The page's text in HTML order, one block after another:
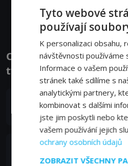
Obsazení filmu nebo
tvůrci
Suranne Jones
DCI Amy Silva
Rose Leslie
DS Kirsten Longacre
Tyto webové
používají
K personalizaci obsahu,
návštěvnosti používáme
Informace o vašem
stránek také sdílíme s
analytickými partnery,
kombinovat s dalšími
jste jim poskytli nebo
vašem používání jejich
ochrany osobních údajů
ZOBRAZIT VŠECHNY